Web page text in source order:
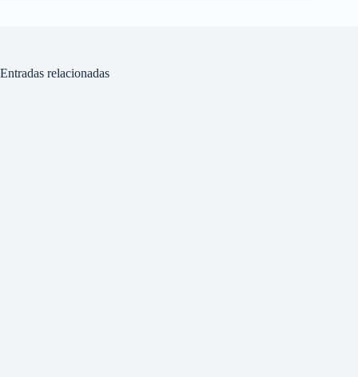
Entradas relacionadas